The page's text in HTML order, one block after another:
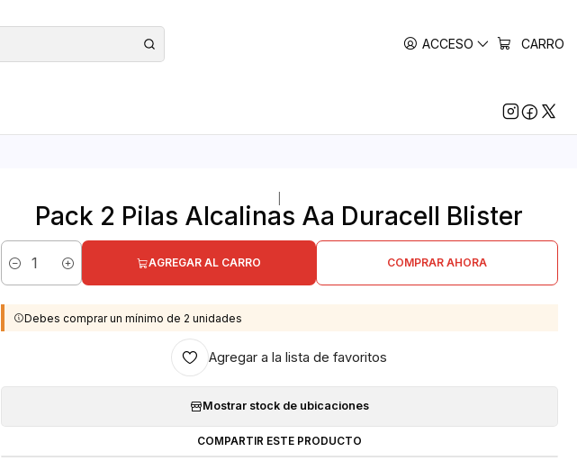
ACCESO CARRO
Pack 2 Pilas Alcalinas Aa Duracell Blister
Cantidad
AGREGAR AL CARRO COMPRAR AHORA
Debes comprar un mínimo de 2 unidades
Agregar a la lista de favoritos
Mostrar stock de ubicaciones
COMPARTIR ESTE PRODUCTO